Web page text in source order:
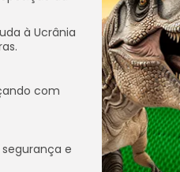
à Ucrânia
com
e